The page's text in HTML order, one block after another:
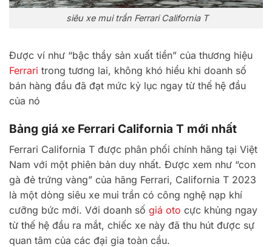
siêu xe mui trần Ferrari California T
Được ví như “bậc thầy sản xuất tiền” của thương hiệu
Ferrari trong tương lai, không khó hiểu khi doanh số
bán hàng đầu đã đạt mức kỷ lục ngay từ thế hệ đầu
của nó
Bảng giá xe Ferrari California T mới nhất
Ferrari California T được phân phối chính hãng tại Việt
Nam với một phiên bản duy nhất. Được xem như “con
gà đẻ trứng vàng” của hãng Ferrari, California T 2023
là một dòng siêu xe mui trần có công nghệ nạp khí
cưỡng bức mới. Với doanh số giá oto cực khủng ngay
từ thế hệ đầu ra mắt, chiếc xe này đã thu hút được sự
quan tâm của các đại gia toàn cầu.